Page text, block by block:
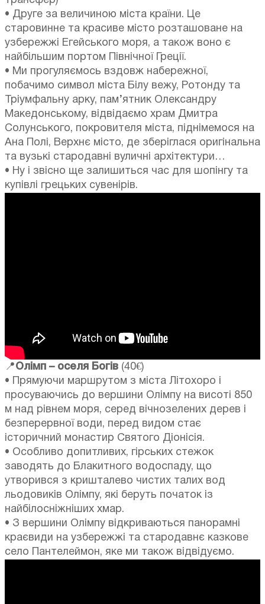
• Друге за величиною міста країни. Це
старовинне та красиве місто розташоване на
узбережжі Егейського моря, а також воно є
найбільшим портом Північної Греції.
• Ми прогуляємось вздовж набережної,
побачимо символ міста Білу вежу, Ротонду та
Тріумфальну арку, пам’ятник Олександру
Македонському, відвідаємо храм Дмитра
Солунського, покровителя міста, піднімемося на
Ана Полі, Верхнє місто, де зберіглася оригінальна
та вузькі стародавні вуличні архітектури…
• Ну і звісно ще залишиться час для шопінгу та
купівлі грецьких сувенірів.
📍Олімп – оселя Богів (40€)
• Прямуючи маршрутом з міста Літохоро і
просуваючись до вершини Олімпу на висоті 850
м над рівнем моря, серед вічнозелених дерев і
безперервної води, перед видом стає
історичний монастир Святого Діонісія.
• Особливо допитливих, гірських стежок
заводять до Блакитного водоспаду, що
утворився з кришталево чистих талих вод
льодовиків Олімпу, які беруть початок із
найбілосніжніших хмар.
• З вершини Олімпу відкриваються панорамні
краєвиди на узбережжі та стародавнє казкове
село Пантелеймон, яке ми також відвідуємо.